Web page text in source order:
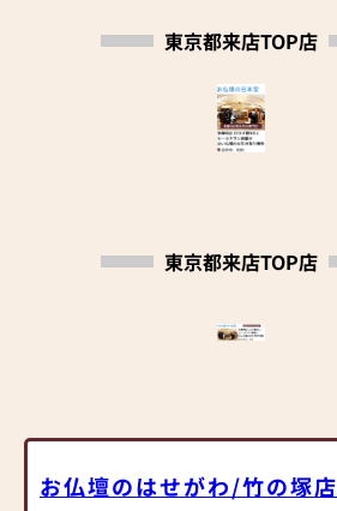
東京都来店TOP店
東京都来店TOP店
お仏壇のはせがわ/竹の塚店